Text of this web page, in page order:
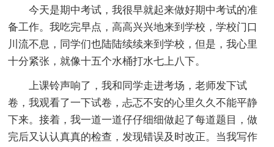
今天是期中考试，我很早就起来做好期中考试的准
备工作。我吃完早点，高高兴兴地来到学校，学校门口
川流不息，同学们也陆陆续续来到学校，但是，我心里
十分紧张，就像十五个水桶打水七上八下。
上课铃声响了，我和同学走进考场，老师发下试
卷，我观看了一下试卷，忐忑不安的心里久久不能平静
下来。接着，我一道一道仔仔细细做起了每道题目，做
完后又认认真真的检查，发现错误及时改正。当我写作